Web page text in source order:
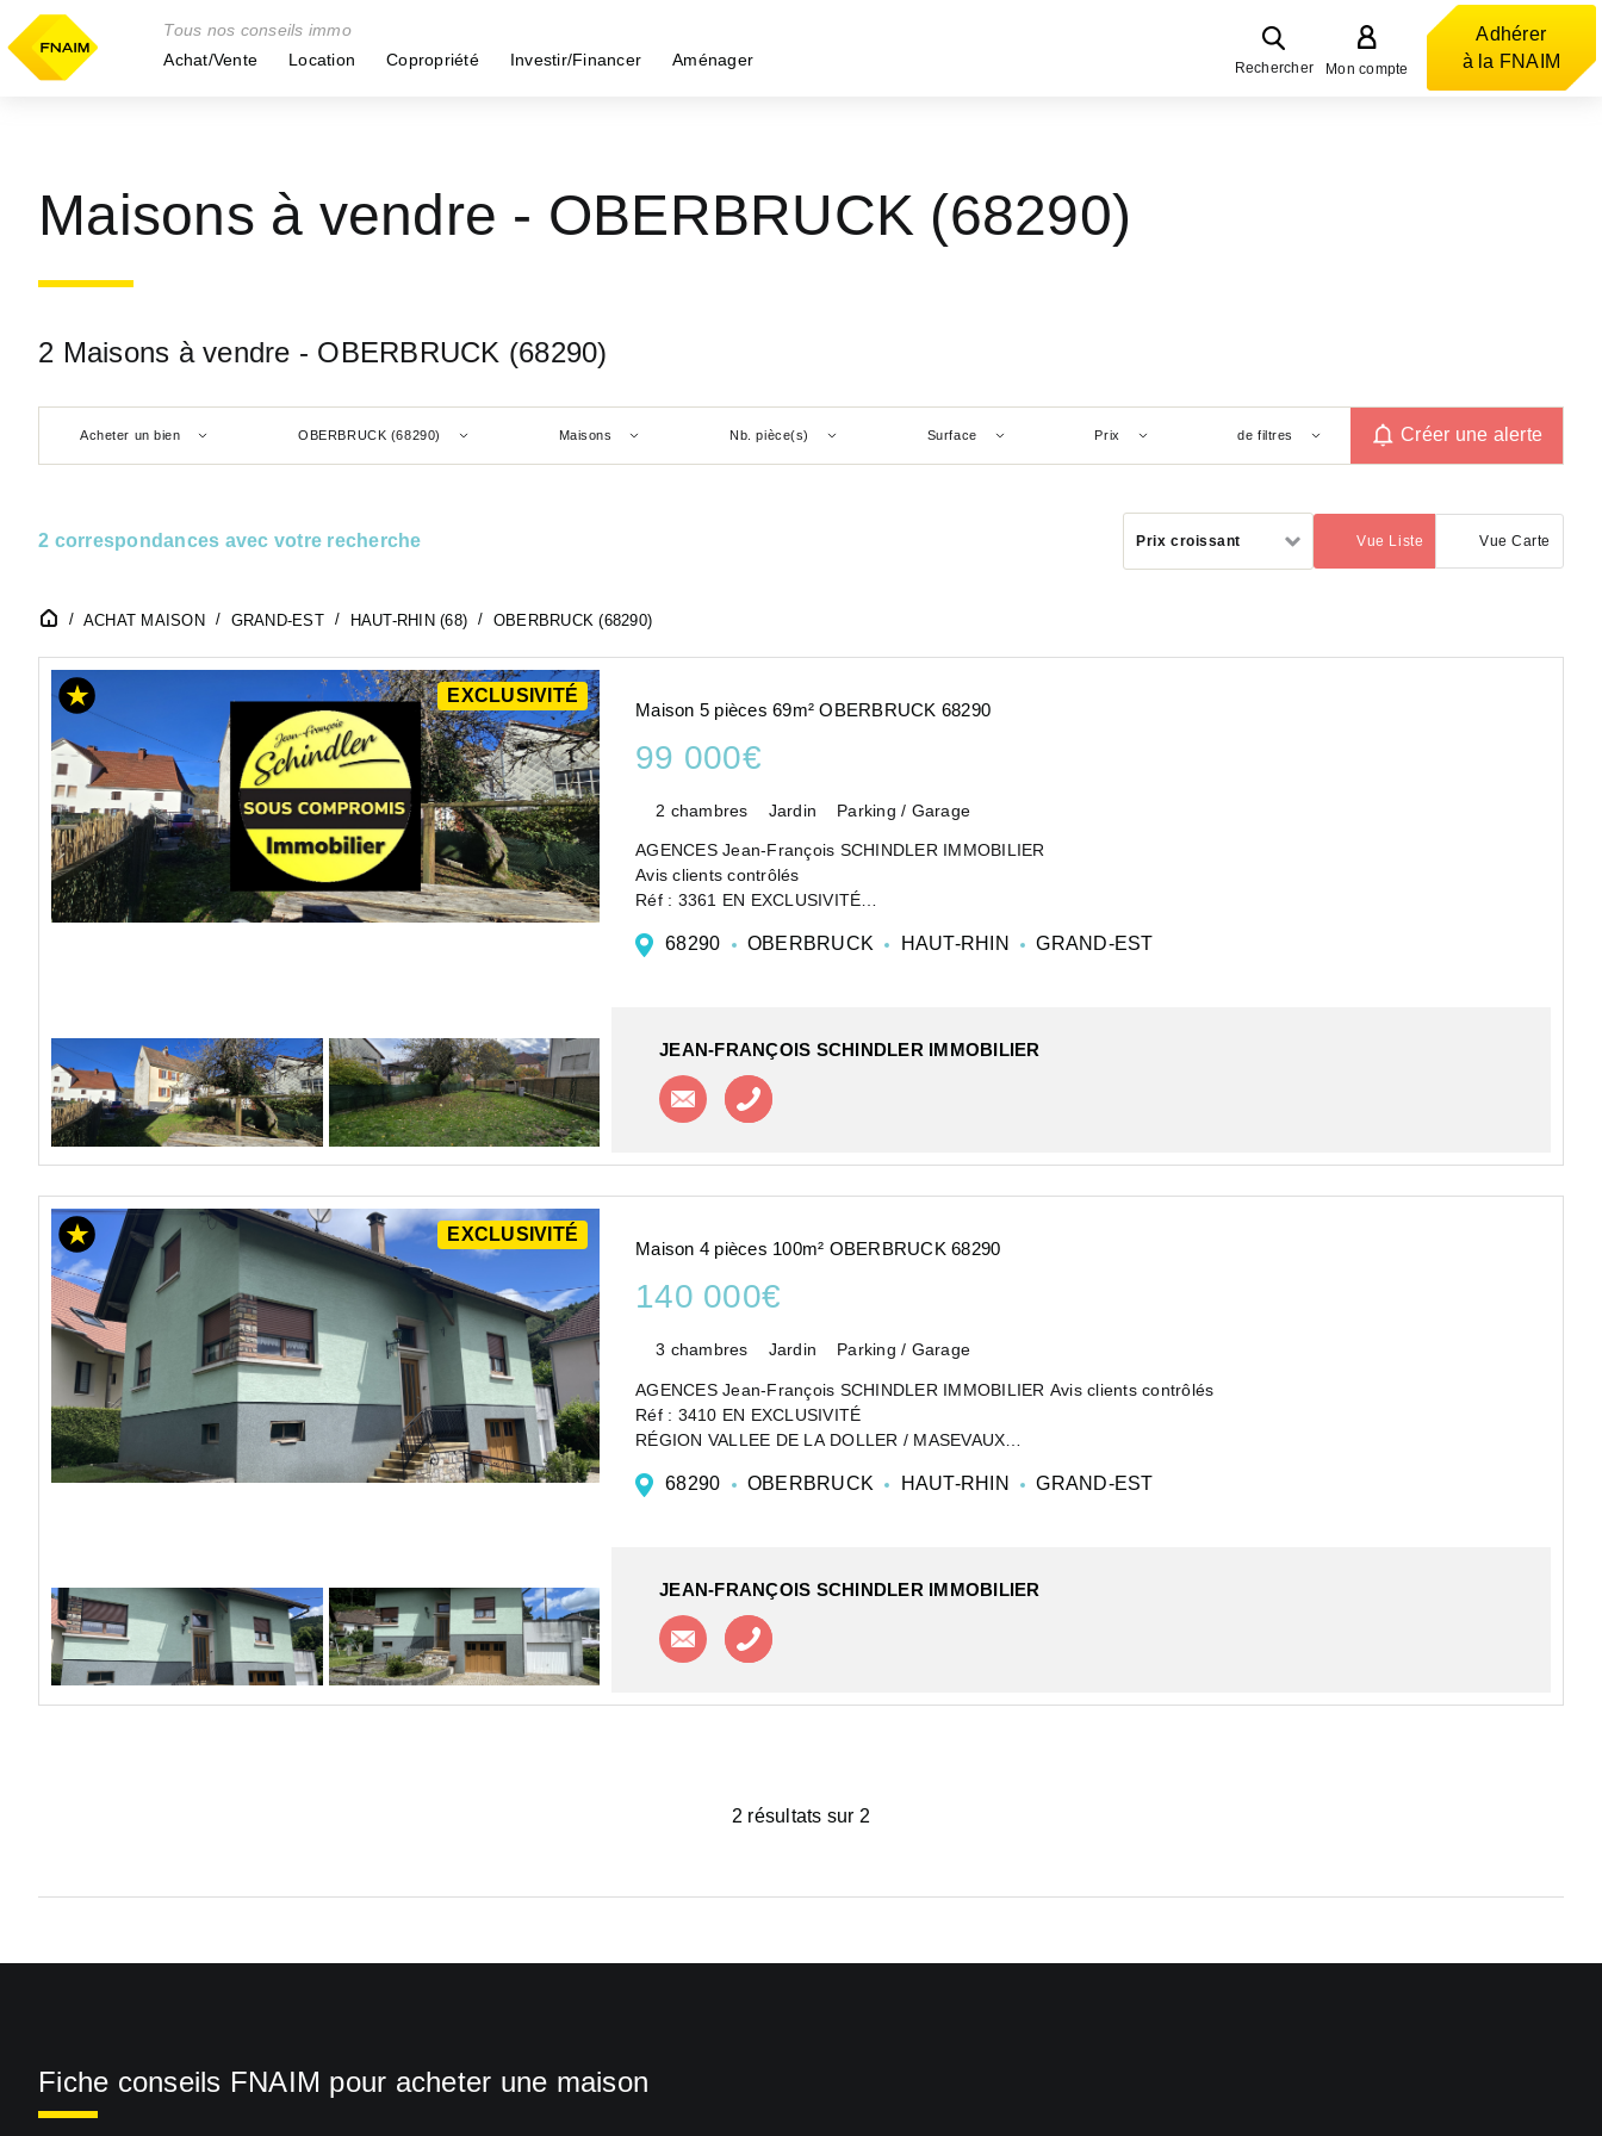
Tous nos conseils immo
Achat/Vente
Location Copropriété Investir/Financer Aménager Rechercher Mon compte
Adhérer
à la FNAIM
Maisons à vendre - OBERBRUCK (68290)
2 Maisons à vendre - OBERBRUCK (68290)
Acheter un bien OBERBRUCK (68290) Maisons Nb. pièce(s) Surface Prix de filtres Créer une alerte
2 correspondances avec votre recherche Prix croissant Vue Liste
(activé) Vue Carte
ACHAT MAISON GRAND-EST HAUT-RHIN (68) OBERBRUCK (68290)
EXCLUSIVITÉ
Maison 5 pièces 69m² OBERBRUCK 68290
99 000€
2 chambres Jardin Parking / Garage
AGENCES Jean-François SCHINDLER IMMOBILIER
Avis clients contrôlés
Réf : 3361 EN EXCLUSIVITÉ
Elevée sur cave enterrée.
68290 OBERBRUCK HAUT-RHIN GRAND-EST
JEAN-FRANÇOIS SCHINDLER IMMOBILIER
Contacter l'agence
EXCLUSIVITÉ
Maison 4 pièces 100m² OBERBRUCK 68290
140 000€
3 chambres Jardin Parking / Garage
AGENCES Jean-François SCHINDLER IMMOBILIER Avis clients contrôlés
Réf : 3410 EN EXCLUSIVITÉ
RÉGION VALLEE DE LA DOLLER / MASEVAUX
agréable...
68290 OBERBRUCK HAUT-RHIN GRAND-EST
JEAN-FRANÇOIS SCHINDLER IMMOBILIER
Contacter l'agence
2 résultats sur 2
Fiche conseils FNAIM pour acheter une maison